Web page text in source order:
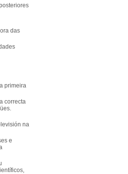
das
primeira
correcta
na
e